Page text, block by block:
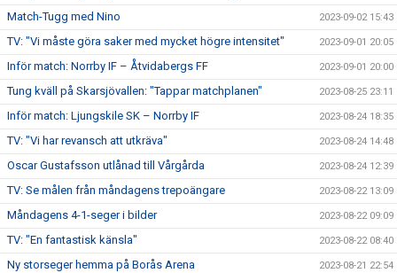
Match-Tugg med Nino 2023-09-02 15:43
TV: "Vi måste göra saker med mycket högre intensitet" 2023-09-01 20:05
Inför match: Norrby IF – Åtvidabergs FF 2023-09-01 20:00
Tung kväll på Skarsjövallen: "Tappar matchplanen" 2023-08-25 23:11
Inför match: Ljungskile SK – Norrby IF 2023-08-24 18:35
TV: "Vi har revansch att utkräva" 2023-08-24 14:48
Oscar Gustafsson utlånad till Vårgårda 2023-08-24 12:39
TV: Se målen från måndagens trepoängare 2023-08-22 13:09
Måndagens 4-1-seger i bilder 2023-08-22 09:09
TV: "En fantastisk känsla" 2023-08-22 08:40
Ny storseger hemma på Borås Arena 2023-08-21 22:54